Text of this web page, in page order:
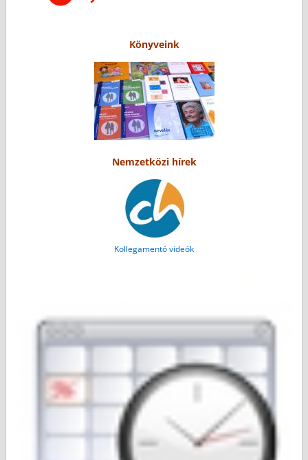
Könyveink
Nemzetközi hírek
Kollegamentó videók